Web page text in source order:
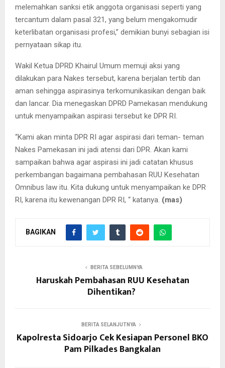
melemahkan sanksi etik anggota organisasi seperti yang
tercantum dalam pasal 321, yang belum mengakomudir
keterlibatan organisasi profesi,” demikian bunyi sebagian isi
pernyataan sikap itu.
Wakil Ketua DPRD Khairul Umum memuji aksi yang
dilakukan para Nakes tersebut, karena berjalan tertib dan
aman sehingga aspirasinya terkomunikasikan dengan baik
dan lancar. Dia menegaskan DPRD Pamekasan mendukung
untuk menyampaikan aspirasi tersebut ke DPR RI.
“Kami akan minta DPR RI agar aspirasi dari teman- teman
Nakes Pamekasan ini jadi atensi dari DPR. Akan kami
sampaikan bahwa agar aspirasi ini jadi catatan khusus
perkembangan bagaimana pembahasan RUU Kesehatan
Omnibus law itu. Kita dukung untuk menyampaikan ke DPR
RI, karena itu kewenangan DPR RI, “ katanya. (mas)
BAGIKAN
BERITA SEBELUMNYA
Haruskah Pembahasan RUU Kesehatan
Dihentikan?
BERITA SELANJUTNYA
Kapolresta Sidoarjo Cek Kesiapan Personel BKO
Pam Pilkades Bangkalan